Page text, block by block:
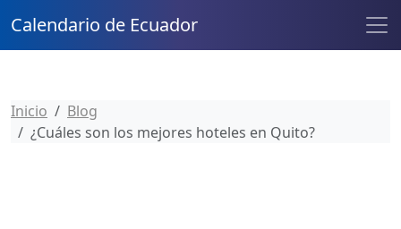
Calendario de Ecuador
Inicio
Blog
¿Cuáles son los mejores hoteles en Quito?